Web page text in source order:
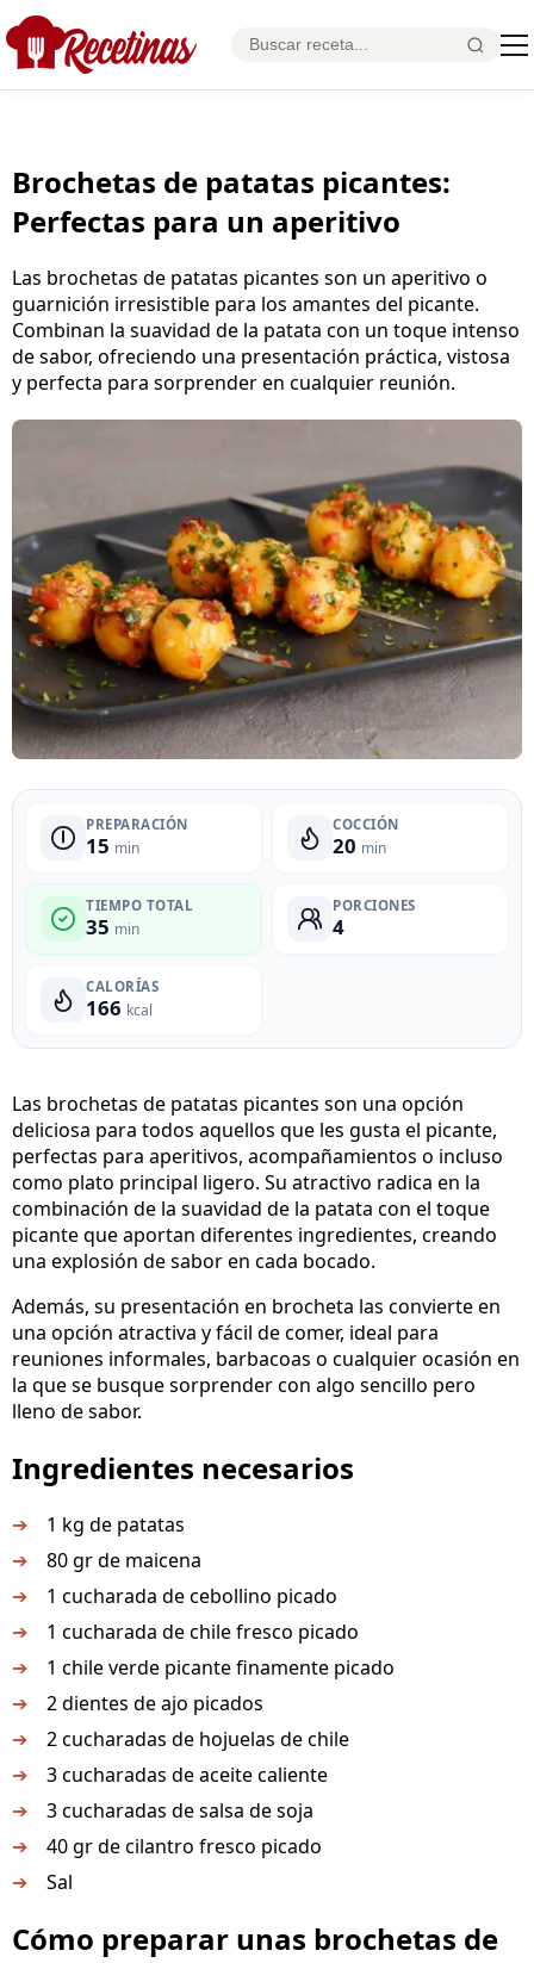
Brochetas de patatas picantes:
Perfectas para un aperitivo
Las brochetas de patatas picantes son un aperitivo o
guarnición irresistible para los amantes del picante.
Combinan la suavidad de la patata con un toque intenso
de sabor, ofreciendo una presentación práctica, vistosa
y perfecta para sorprender en cualquier reunión.
PREPARACIÓN
15 min
COCCIÓN
20 min
TIEMPO TOTAL
35 min
PORCIONES
4
CALORÍAS
166 kcal
Las brochetas de patatas picantes son una opción
deliciosa para todos aquellos que les gusta el picante,
perfectas para aperitivos, acompañamientos o incluso
como plato principal ligero. Su atractivo radica en la
combinación de la suavidad de la patata con el toque
picante que aportan diferentes ingredientes, creando
una explosión de sabor en cada bocado.
Además, su presentación en brocheta las convierte en
una opción atractiva y fácil de comer, ideal para
reuniones informales, barbacoas o cualquier ocasión en
la que se busque sorprender con algo sencillo pero
lleno de sabor.
Ingredientes necesarios
1 kg de patatas
80 gr de maicena
1 cucharada de cebollino picado
1 cucharada de chile fresco picado
1 chile verde picante finamente picado
2 dientes de ajo picados
2 cucharadas de hojuelas de chile
3 cucharadas de aceite caliente
3 cucharadas de salsa de soja
40 gr de cilantro fresco picado
Sal
Cómo preparar unas brochetas de